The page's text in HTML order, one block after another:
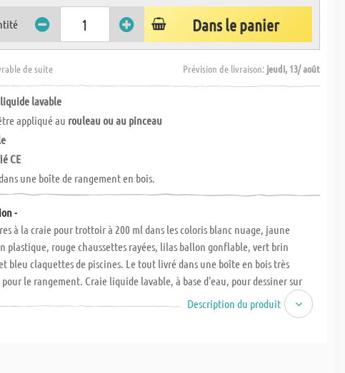
Dans le panier
de suite Prévision de livraison: jeudi, 13/ août
lavable
appliqué au rouleau ou au pinceau
CE
une boîte de rangement en bois.
-
à la craie pour trottoir à 200 ml dans les coloris blanc nuage, jaune
plastique, rouge chaussettes rayées, lilas ballon gonflable, vert brin
bleu claquettes de piscines. Le tout livré dans une boîte en bois très
le rangement. Craie liquide lavable, à base d'eau, pour dessiner sur
et les surfaces pavées. Cette craie liquide de rue sèche rapidement, est de
vive, testée dermatologiquement, vegan et sans paraben. La peinture à la
Description du produit